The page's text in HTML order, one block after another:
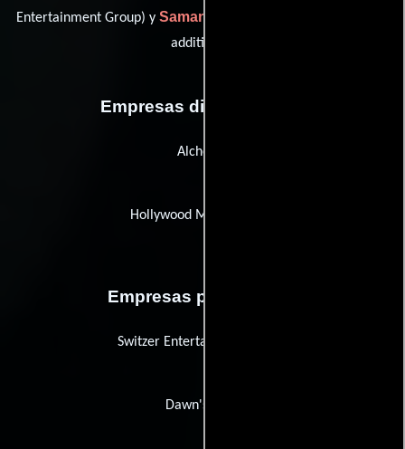
Entertainment Group) y Samantha Telford
additional)
Empresas distribuidoras
Alchemy
Hollywood Media Bridge
Empresas productoras
Switzer Entertainment Group
Dawn's Light